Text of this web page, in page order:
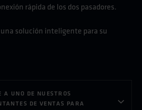
rápida de los dos pasadores.
una solución inteligente para su
A UNO DE NUESTROS
DE VENTAS PARA